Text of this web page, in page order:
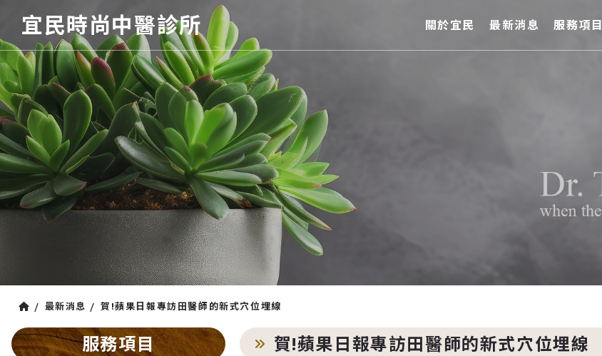
宜民時尚中醫診所 關於宜民 最新消息 服務項目
最新消息 賀!蘋果日報專訪田醫師的新式穴位埋線
服務項目 賀!蘋果日報專訪田醫師的新式穴位埋線